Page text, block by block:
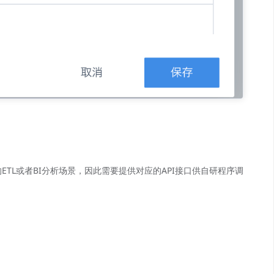
或者BI分析场景，因此需要提供对应的API接口供自研程序调